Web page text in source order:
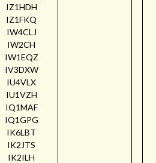
IZ1HDH
IZ1FKQ
IW4CLJ
IW2CH
IW1EQZ
IV3DXW
IU4VLX
IU1VZH
IQ1MAF
IQ1GPG
IK6LBT
IK2JTS
IK2ILH